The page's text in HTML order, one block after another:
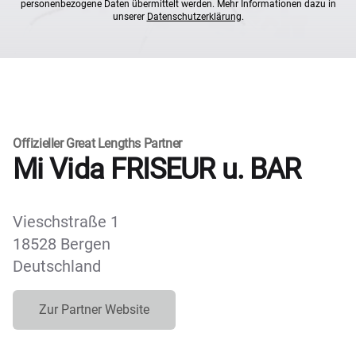
personenbezogene Daten übermittelt werden. Mehr Informationen dazu in
unserer Datenschutzerklärung.
Offizieller Great Lengths Partner
Mi Vida FRISEUR u. BAR
Vieschstraße 1
18528 Bergen
Deutschland
Zur Partner Website